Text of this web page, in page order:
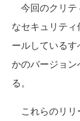
今回のクリテ
なセキュリテ
ールしている
かのバージョ
る。
これらのリリ